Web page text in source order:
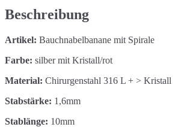
Beschreibung
Artikel: Bauchnabelbanane mit Spirale
Farbe: silber mit Kristall/rot
Material: Chirurgenstahl 316 L + > Kristall
Stabstärke: 1,6mm
Stablänge: 10mm